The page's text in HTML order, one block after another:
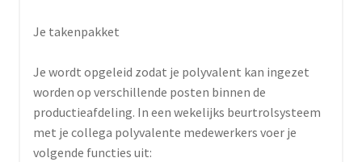
Je takenpakket
Je wordt opgeleid zodat je polyvalent kan ingezet
worden op verschillende posten binnen de
productieafdeling. In een wekelijks beurtrolsysteem
met je collega polyvalente medewerkers voer je
volgende functies uit: